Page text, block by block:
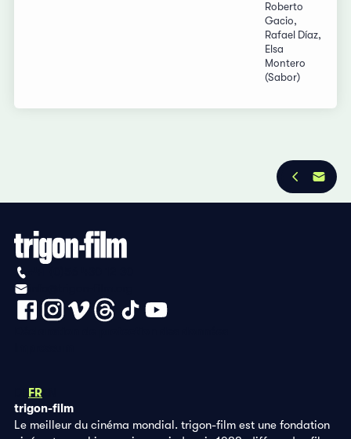
Roberto
Gacio,
Rafael Díaz,
Elsa
Montero
(Sabor)
FR
trigon-film
Le meilleur du cinéma mondial. trigon-film est une fondation